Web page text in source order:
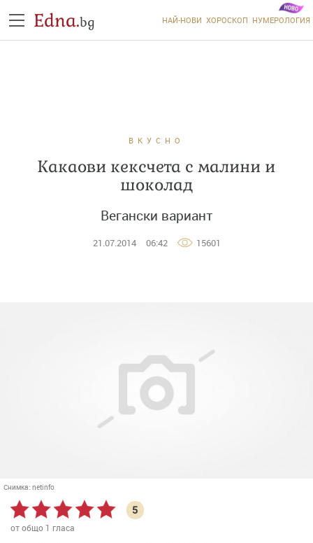
Edna.bg НАЙ-НОВИ ХОРОСКОП НУМЕРОЛОГИЯ
ВКУСНО
Какаови кексчета с малини и
шоколад
Вегански вариант
21.07.2014 06:42 15601
Снимка: netinfo
5
от общо 1 гласа